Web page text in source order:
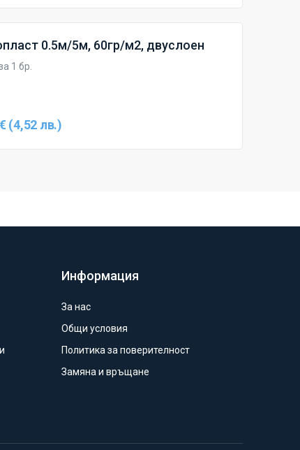
0.5м/5м, 60гр/м2, двуслоен
1 бр.
(4,52 лв.)
Информация
За нас
Общи условия
Политика за поверителност
Замяна и връщане